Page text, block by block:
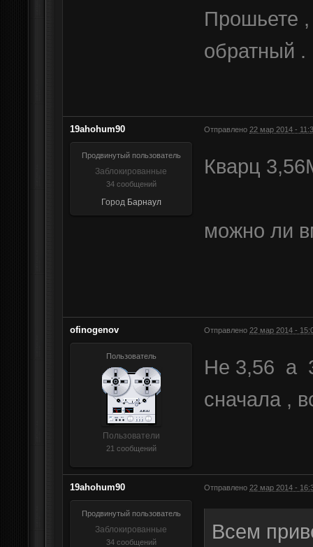
Прошьете
обратный .
19ahohum90 Отправлено 22 мар 2014 -
Продвинутый пользователь
Заблокированные
34 сообщений
Город Барнаул
Кварц
можно ли
ofinogenov Отправлено 22 мар 2014 -
Пользователь
Пользователи
21 сообщений
Не 3,56 а
сначала ,
19ahohum90 Отправлено 22 мар 2014 -
Продвинутый пользователь
Заблокированные
34 сообщений
Всем